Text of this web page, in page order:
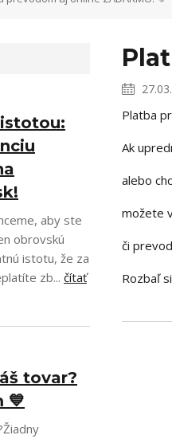
aby ste
obrovskú
istotu, že za
zb... čítať
tovar?
💙
Platba
Ak
alebo
možete
či
Rozbaľ